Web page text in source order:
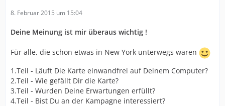
8. Februar 2015 um 15:04
Deine Meinung ist mir überaus wichtig !
Für alle, die schon etwas in New York unterwegs waren
1.Teil - Läuft Die Karte einwandfrei auf Deinem Computer?
2.Teil - Wie gefällt Dir die Karte?
3.Teil - Wurden Deine Erwartungen erfüllt?
4.Teil - Bist Du an der Kampagne interessiert?